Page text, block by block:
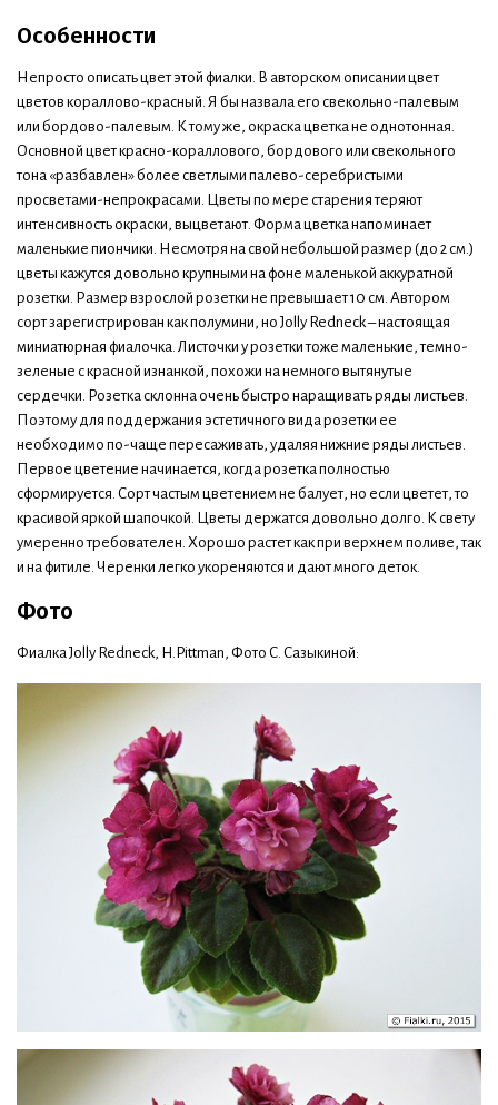
Особенности
Непросто описать цвет этой фиалки. В авторском описании цвет
цветов кораллово-красный. Я бы назвала его свекольно-палевым
или бордово-палевым. К тому же, окраска цветка не однотонная.
Основной цвет красно-кораллового, бордового или свекольного
тона «разбавлен» более светлыми палево-серебристыми
просветами-непрокрасами. Цветы по мере старения теряют
интенсивность окраски, выцветают. Форма цветка напоминает
маленькие пиончики. Несмотря на свой небольшой размер (до 2 см.)
цветы кажутся довольно крупными на фоне маленькой аккуратной
розетки. Размер взрослой розетки не превышает 10 см. Автором
сорт зарегистрирован как полумини, но Jolly Redneck – настоящая
миниатюрная фиалочка. Листочки у розетки тоже маленькие, темно-
зеленые с красной изнанкой, похожи на немного вытянутые
сердечки. Розетка склонна очень быстро наращивать ряды листьев.
Поэтому для поддержания эстетичного вида розетки ее
необходимо по-чаще пересаживать, удаляя нижние ряды листьев.
Первое цветение начинается, когда розетка полностью
сформируется. Сорт частым цветением не балует, но если цветет, то
красивой яркой шапочкой. Цветы держатся довольно долго. К свету
умеренно требователен. Хорошо растет как при верхнем поливе, так
и на фитиле. Черенки легко укореняются и дают много деток.
Фото
Фиалка Jolly Redneck, H.Pittman, Фото С. Сазыкиной: